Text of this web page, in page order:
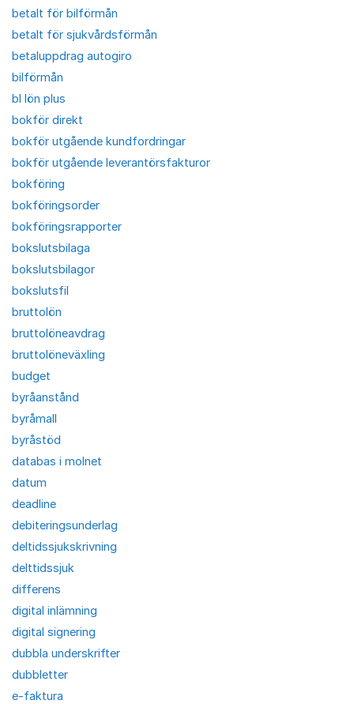
betalt för bilförmån
betalt för sjukvårdsförmån
betaluppdrag autogiro
bilförmån
bl lön plus
bokför direkt
bokför utgående kundfordringar
bokför utgående leverantörsfakturor
bokföring
bokföringsorder
bokföringsrapporter
bokslutsbilaga
bokslutsbilagor
bokslutsfil
bruttolön
bruttolöneavdrag
bruttolöneväxling
budget
byråanstånd
byråmall
byråstöd
databas i molnet
datum
deadline
debiteringsunderlag
deltidssjukskrivning
delttidssjuk
differens
digital inlämning
digital signering
dubbla underskrifter
dubbletter
e-faktura